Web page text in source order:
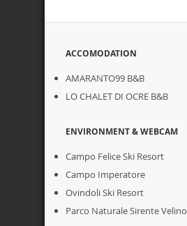
ACCOMODATION
AMARANTO99 B&B
LO CHALET DI OCRE B&B
ENVIRONMENT & WEBCAM
Campo Felice Ski Resort
Campo Imperatore
Ovindoli Ski Resort
Parco Naturale Sirente Velino